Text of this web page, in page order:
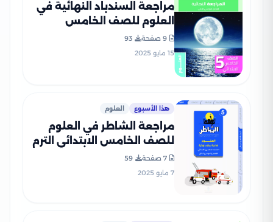
مراجعة السندباد النهائية في
العلوم للصف الخامس
بالاجابات
9 صفحة
93
15 مايو 2025
هذا الأسبوع العلوم
مراجعة الشاطر في العلوم
للصف الخامس الابتدائي الترم
الثاني 2025 PDF بالاجابات
7 صفحة
59
7 مايو 2025